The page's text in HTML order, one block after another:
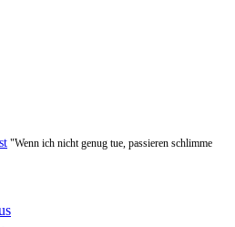
"Wenn ich nicht genug tue, passieren schlimme